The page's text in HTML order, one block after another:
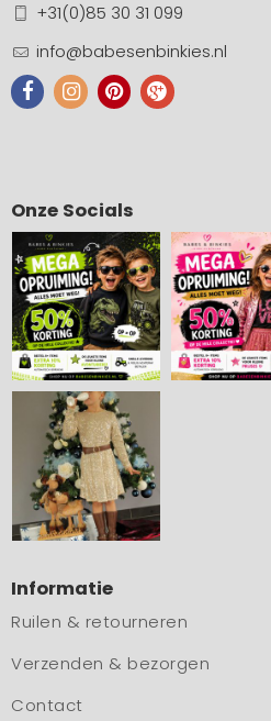
+31(0)85 30 31 099
info@babesenbinkies.nl
Onze Socials
Informatie
Ruilen & retourneren
Verzenden & bezorgen
Contact